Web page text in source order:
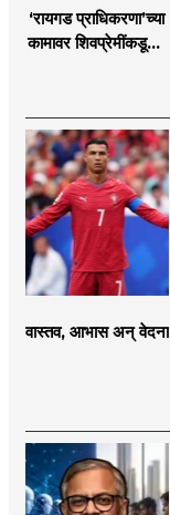
‘रायगड प्राधिकरणा’च्या
कामावर शिवप्रेमींकडूनच
वास्तव, आभास अन् वेदना